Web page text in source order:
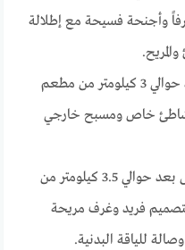
وأجنحة فسيحة مع إطلالة
فندق الصفا: يقع الفندق على بعد حوالي 3 كيلومتر من مطعم
شاطئ خاص ومسبح خارجي
فندق بيللا فيستا: يقع الفندق على بعد حوالي 3.5 كيلومتر من
فريد وغرف مريحة
للياقة البدنية.